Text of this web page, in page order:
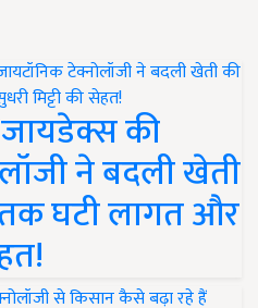
की
ने बदली खेती
घटी लागत और